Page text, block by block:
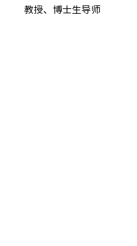
教授、博士生导师